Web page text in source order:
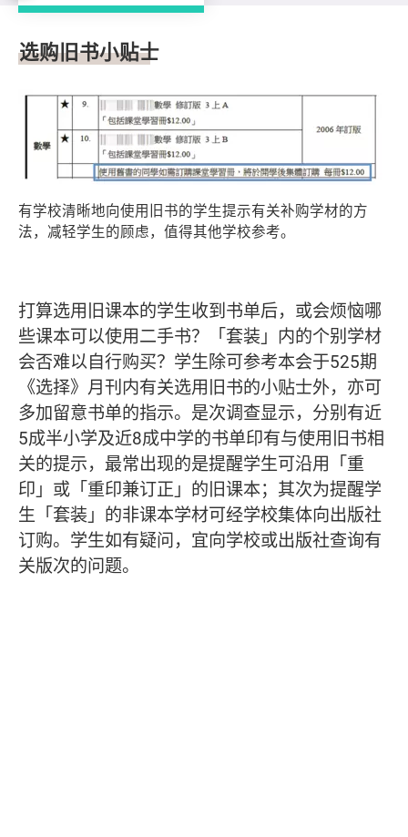
选购旧书小贴士
选购旧书小贴士
有学校清晰地向使用旧书的学生提示有关补购学材的方
法，减轻学生的顾虑，值得其他学校参考。
打算选用旧课本的学生收到书单后，或会烦恼哪
些课本可以使用二手书？「套装」内的个别学材
会否难以自行购买？学生除可参考本会于525期
《选择》月刊内有关选用旧书的小贴士外，亦可
多加留意书单的指示。是次调查显示，分别有近
5成半小学及近8成中学的书单印有与使用旧书相
关的提示，最常出现的是提醒学生可沿用「重
印」或「重印兼订正」的旧课本；其次为提醒学
生「套装」的非课本学材可经学校集体向出版社
订购。学生如有疑问，宜向学校或出版社查询有
关版次的问题。